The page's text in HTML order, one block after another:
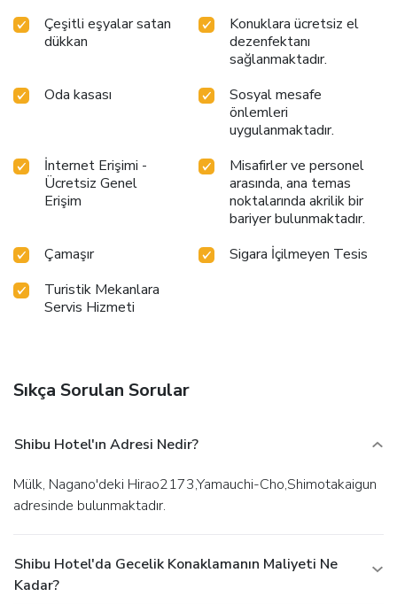
Çeşitli eşyalar satan
dükkan
Konuklara ücretsiz el
dezenfektanı
sağlanmaktadır.
Oda kasası
Sosyal mesafe
önlemleri
uygulanmaktadır.
İnternet Erişimi -
Ücretsiz Genel
Erişim
Misafirler ve personel
arasında, ana temas
noktalarında akrilik bir
bariyer bulunmaktadır.
Çamaşır
Sigara İçilmeyen Tesis
Turistik Mekanlara
Servis Hizmeti
Sıkça Sorulan Sorular
Shibu Hotel'ın Adresi Nedir?
Mülk, Nagano'deki Hirao2173,Yamauchi-Cho,Shimotakaigun
adresinde bulunmaktadır.
Shibu Hotel'da Gecelik Konaklamanın Maliyeti Ne
Kadar?